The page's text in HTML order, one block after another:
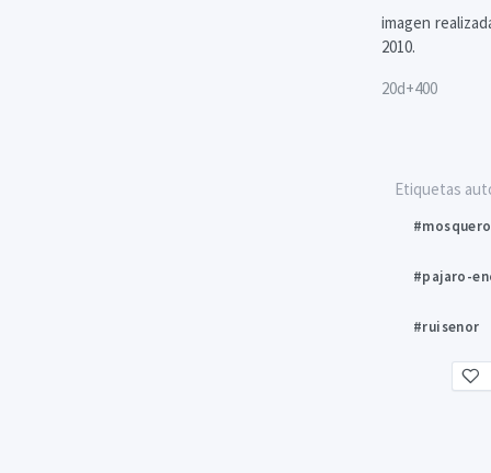
imagen
2010.
20d+400
Etiquetas
#pajaro-
#ruisenor